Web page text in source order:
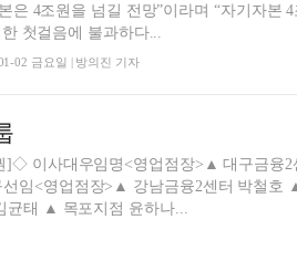
은 4조원을 넘길 전망”이라며 “자기자본
첫걸음에 불과하다...
02 금요일 | 방의진 기자
]◇ 이사대우임명<영업점장>▲ 대구금융
천안센터 김균태 ▲ 목포지점 윤하나...